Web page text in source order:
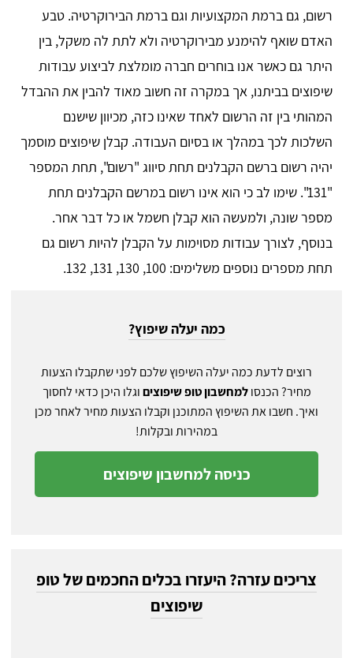
רשום, גם ברמת המקצועיות וגם ברמת הבירוקרטיה. טבע
האדם שואף להימנע מבירוקרטיה ולא לתת לה משקל, בין
היתר גם כאשר אנו בוחרים חברה מומלצת לביצוע עבודות
שיפוצים בביתנו, אך במקרה זה חשוב מאוד להבין את ההבדל
המהותי בין זה הרשום לאחד שאינו כזה, מכיוון שישנם
השלכות לכך במהלך או בסיום העבודה. קבלן שיפוצים מוסמך
יהיה רשום ברשם הקבלנים תחת סיווג "רשום", תחת המספר
"131". שימו לב כי הוא אינו רשום במרשם הקבלנים תחת
מספר שונה, ולמעשה הוא קבלן חשמל או כל דבר אחר.
בנוסף, לצורך עבודות מסוימות על הקבלן להיות רשום גם
תחת מספרים נוספים משלימים: 100, 130, 131, 132.
כמה יעלה שיפוץ?
רוצים לדעת כמה יעלה השיפוץ שלכם לפני שתקבלו הצעות
מחיר? הכנסולמחשבון טופ שיפוציםוגלו היכן כדאי לחסוך
ואיך. חשבו את השיפוץ המתוכנן וקבלו הצעות מחיר לאחר מכן
במהירות ובקלות!
כניסה למחשבון שיפוצים
צריכים עזרה? היעזרו בכלים החכמים של טופ
שיפוצים